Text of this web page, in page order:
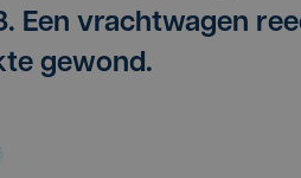
Een vrachtwagen
gewond.